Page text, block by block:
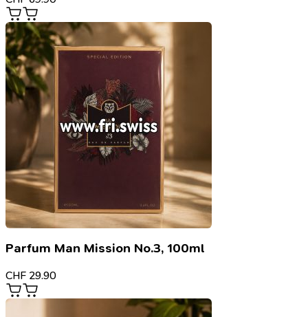
Parfum Man Mission No.3, 100ml
CHF 29.90